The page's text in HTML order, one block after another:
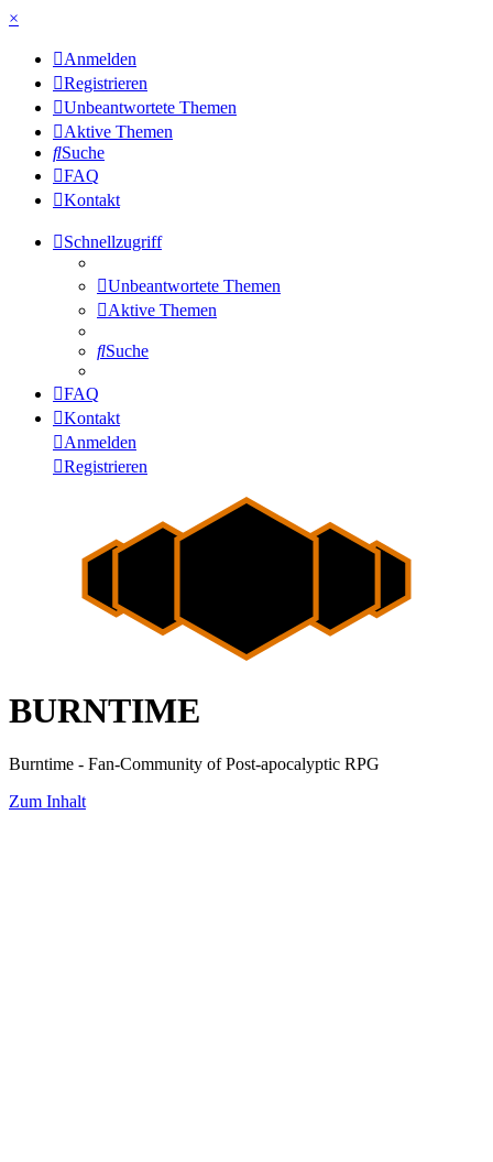
×
Anmelden
Registrieren
Unbeantwortete Themen
Aktive Themen
Suche
FAQ
Kontakt
Schnellzugriff
Unbeantwortete Themen
Aktive Themen
Suche
FAQ
Kontakt
Anmelden
Registrieren
BURNTIME
Burntime - Fan-Community of Post-apocalyptic RPG
Zum Inhalt